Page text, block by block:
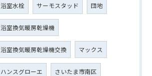
浴室水栓 サーモスタッド 団地
浴室換気暖房乾燥機
浴室換気暖房乾燥機交換 マックス
ハンスグローエ さいたま市南区